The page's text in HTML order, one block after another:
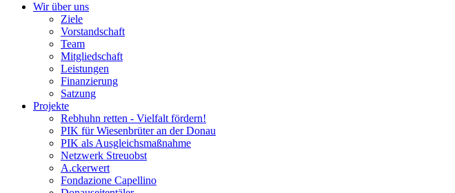
Wir über uns
Ziele
Vorstandschaft
Team
Mitgliedschaft
Leistungen
Finanzierung
Satzung
Projekte
Rebhuhn retten - Vielfalt fördern!
PIK für Wiesenbrüter an der Donau
PIK als Ausgleichsmaßnahme
Netzwerk Streuobst
A.ckerwert
Fondazione Capellino